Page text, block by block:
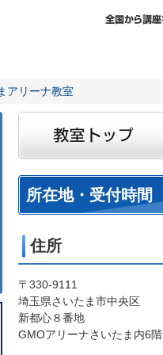
アリーナ教室
所在地・受付時間
住所
〒330-9111
埼玉県さいたま市中央区
新都心８番地
GMOアリーナさいたま内6階